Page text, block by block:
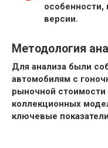
особенности,
версии.
Методология
Для анализа были
автомобилям с
рыночной
коллекционных
ключевые